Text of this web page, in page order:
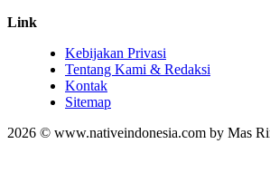
Link
Kebijakan Privasi
Tentang Kami & Redaksi
Kontak
Sitemap
2026 © www.nativeindonesia.com by Mas